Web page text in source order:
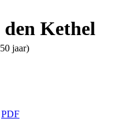
Kethel
jaar)
PDF